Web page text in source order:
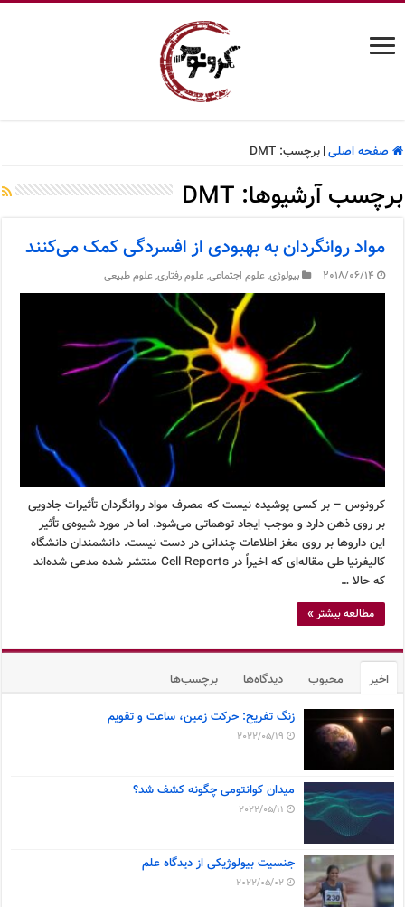
صفحه اصلی| برچسب:DMT
برچسب آرشیوها: DMT
مواد روانگردان به بهبودی از افسردگی کمک می‌کنند
2018/06/14 بیولوژی,علوم اجتماعی,علوم رفتاری,علوم طبیعی
کرونوس – بر کسی پوشیده نیست که مصرف مواد روانگردان تأثیرات جادویی
بر روی ذهن دارد و موجب ایجاد توهماتی می‌شود. اما در مورد شیوه‌ی تأثیر
این داروها بر روی مغز اطلاعات چندانی در دست نیست. دانشمندان دانشگاه
کالیفرنیا طی مقاله‌ای که اخیراً در Cell Reports منتشر شده مدعی شده‌اند
که حالا …
مطالعه بیشتر »
اخیر محبوب دیدگاه‌ها برچسب‌ها
زنگ تفریح: حرکت زمین، ساعت و تقویم
2022/05/19
میدان کوانتومی چگونه کشف شد؟
2022/05/11
جنسیت بیولوژیکی از دیدگاه علم
2022/05/02